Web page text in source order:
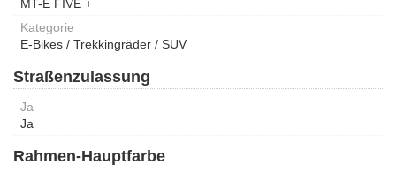
MT-E FIVE +
Kategorie
E-Bikes / Trekkingräder / SUV
Straßenzulassung
Ja
Ja
Rahmen-Hauptfarbe